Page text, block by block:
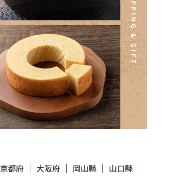
京都府 大阪府 岡山縣 山口縣